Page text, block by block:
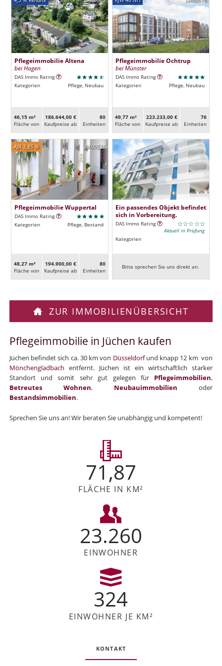
Pflegeimmobilie Altena
bei Hagen
DAS Immo Rating
Kategorien
Pflege, Neubau
46,15 m²
Fläche von
186.644,00 €
Kaufpreise ab
80
Ein­heiten
Pflegeimmobilie Ochtrup
bei Münster
DAS Immo Rating
Kategorien
Pflege, Neubau
49,77 m²
Fläche von
223.233,00 €
Kaufpreise ab
76
Ein­heiten
DA00536
AfA 3,85 %
Pflegeimmobilie Wuppertal
DAS Immo Rating
Kategorien
Pflege, Bestand
48,27 m²
Fläche von
194.900,00 €
Kaufpreise ab
80
Ein­heiten
Ein passendes Objekt befindet
sich in Vorbereitung.
DAS Immo Rating
Aktuell in Prüfung
Kategorien
Bitte sprechen Sie uns direkt an.
ZUR IMMOBILIENÜBERSICHT
Pflegeimmobilie in Jüchen kaufen
Jüchen befindet sich ca. 30 km von Düsseldorfund knapp 12 km von
Mönchengladbach entfernt. Jüchen ist ein wirtschaftlich starker
Standort und somit sehr gut gelegen für Pflegeimmobilien,
Betreutes Wohnen, Neubauimmobilien oder
Bestandsimmobilien.
Sprechen Sie uns an! Wir beraten Sie unabhängig und kompetent!
71,87
FLÄCHE IN KM²
23.260
EINWOHNER
324
EINWOHNER JE KM²
KONTAKT